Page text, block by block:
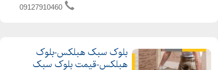
در ساختمان سازی ، افزایش مقاومت
09127910460
بلوک سبک هبلکس-بلوک
هبلکس-قیمت بلوک سبک